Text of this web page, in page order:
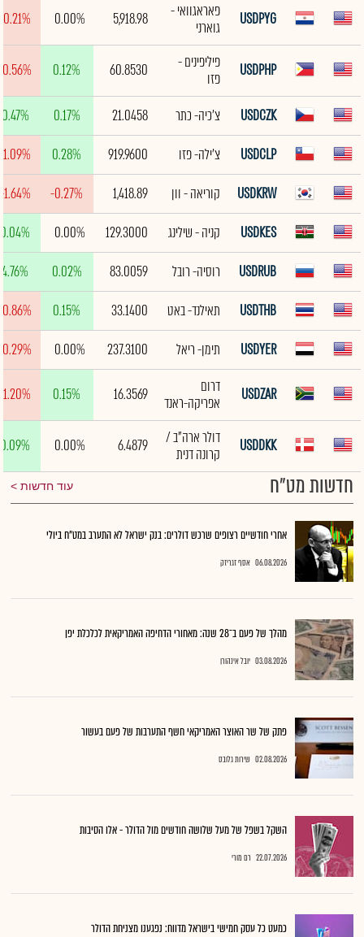
USDPYG
פאראגוואי -
גוארני
5,918.98
0.00%
-0.21%
USDPHP
פיליפינים -
פזו
60.8530
0.12%
USDCZK צ'כיה- כתר 21.0458
0.17%
0.47%
USDCLP
צ'ילה- פזו 919.9600
0.28%
-1.09%
USDKRW
קוריאה - וון 1,418.89
-0.27%
-1.64%
USDKES
קניה - שילינג 129.3000
0.00%
0.04%
USDRUB
רוסיה- רובל 83.0059
0.02%
4.76%
USDTHB
תאילנד- באט 33.1400
0.15%
USDYER
תימן- ריאל 237.3100
0.00%
USDZAR
דרום
אפריקה-ראנד
16.3569
0.15%
-1.20%
USDDKK
דולר ארה"ב /
קרונה דנית
6.4879
0.00%
0.09%
חדשות מט"ח עוד חדשות
אחרי חודשיים רצופים שרכש דולרים: בנק ישראל לא התערב במט"ח ביולי
06.08.2026 אסף זגריזק
מהלך של פעם ב־28 שנה: מאחורי הדחיפה האמריקאית לכלכלת יפן
03.08.2026 יובל אינהורן
פתק של שר האוצר האמריקאי חשף התערבות של פעם בעשור
02.08.2026 שירות גלובס
השקל בשפל של מעל שלושה חודשים מול הדולר - אלו הסיבות
22.07.2026 רם מורי
כמעט כל עסק חמישי בישראל מדווח: נפגענו מצניחת הדולר